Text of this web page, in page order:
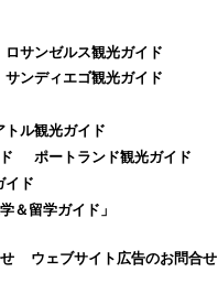
ロサンゼルス観光ガイド
サンディエゴ観光ガイド
トル観光ガイド
ポートランド観光ガイド
イド
＆留学ガイド」
ウェブサイト広告のお問合せ